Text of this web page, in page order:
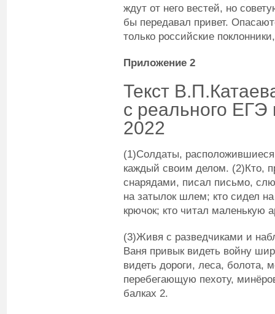
ждут от него вестей, но
бы передавал привет.
только российские
Приложение 2
Текст
с реального ЕГЭ
2022
(1)Солдаты,
каждый своим делом. (2)Кто,
снарядами, писал письмо,
на затылок шлем; кто сидел
крючок; кто читал маленькую
(3)Живя с разведчиками и
Ваня привык видеть войну
видеть дороги, леса, болота,
перебегающую пехоту,
балках 2.